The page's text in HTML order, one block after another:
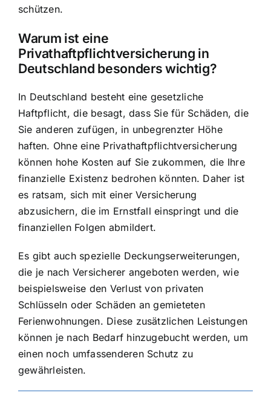
schützen.
Warum ist eine
Privathaftpflichtversicherung in
Deutschland besonders wichtig?
In Deutschland besteht eine gesetzliche
Haftpflicht, die besagt, dass Sie für Schäden, die
Sie anderen zufügen, in unbegrenzter Höhe
haften. Ohne eine Privathaftpflichtversicherung
können hohe Kosten auf Sie zukommen, die Ihre
finanzielle Existenz bedrohen könnten. Daher ist
es ratsam, sich mit einer Versicherung
abzusichern, die im Ernstfall einspringt und die
finanziellen Folgen abmildert.
Es gibt auch spezielle Deckungserweiterungen,
die je nach Versicherer angeboten werden, wie
beispielsweise den Verlust von privaten
Schlüsseln oder Schäden an gemieteten
Ferienwohnungen. Diese zusätzlichen Leistungen
können je nach Bedarf hinzugebucht werden, um
einen noch umfassenderen Schutz zu
gewährleisten.